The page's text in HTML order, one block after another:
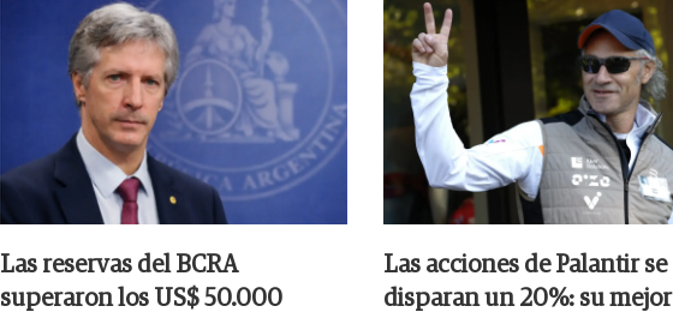
Las reservas del BCRA
superaron los US$ 50.000
Las acciones de Palantir se
disparan un 20%: su mejor